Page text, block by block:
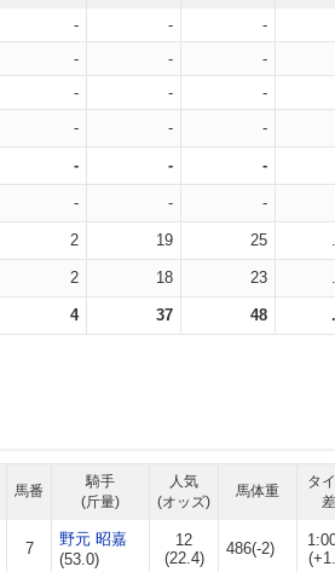
- - -
- - -
- - -
- - -
- - -
- - -
2 19 25
2 18 23
4 37 48
馬番
騎手
(斤量)
人気
(オッズ)
馬体重
タ
差
7
野元 昭嘉
(53.0)
12
(22.4)
486(-2)